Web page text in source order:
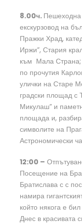
8.00ч. Пешеходна
екскурзовод на
Пражки Храд,
Иржи”, Стария
към Мала Страна;
по прочутия
улички на Старе
градски площад с
Микулаш” и
площада и,
символите на
Астрономически
12:00 –
Посещение на
Братислава с с
намира
който някога е
Днес в красивата